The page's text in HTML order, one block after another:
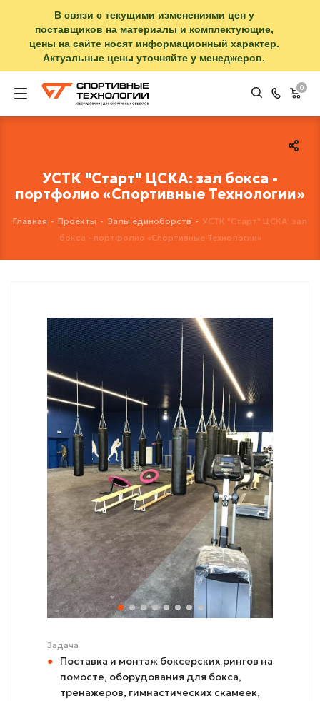
В связи с текущими изменениями цен у
поставщиков на материалы и комплектующие,
цены на сайте носят информационный характер.
Актуальные цены уточняйте у менеджеров.
0
УСТК "Старт" ЦСКА: зал бокса -
портфолио «Спортивные Технологии»
Главная - Проекты - Залы единоборств - УСТК "Старт" ЦСКА: зал
бокса - портфолио «Спортивные Технологии»
Задача
Поставка и монтаж боксерских рингов на
помосте, оборудования для бокса,
тренажеров, гимнастических скамеек,